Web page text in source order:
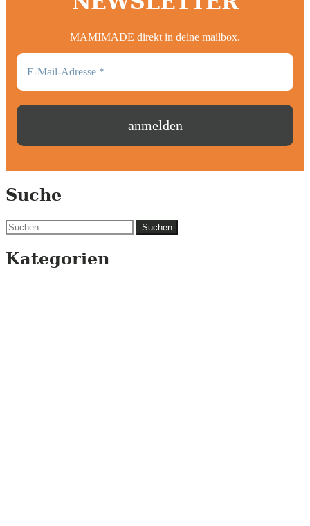
MAMIMADE direkt in deine mailbox.
Suche
Suchen
Kategorien